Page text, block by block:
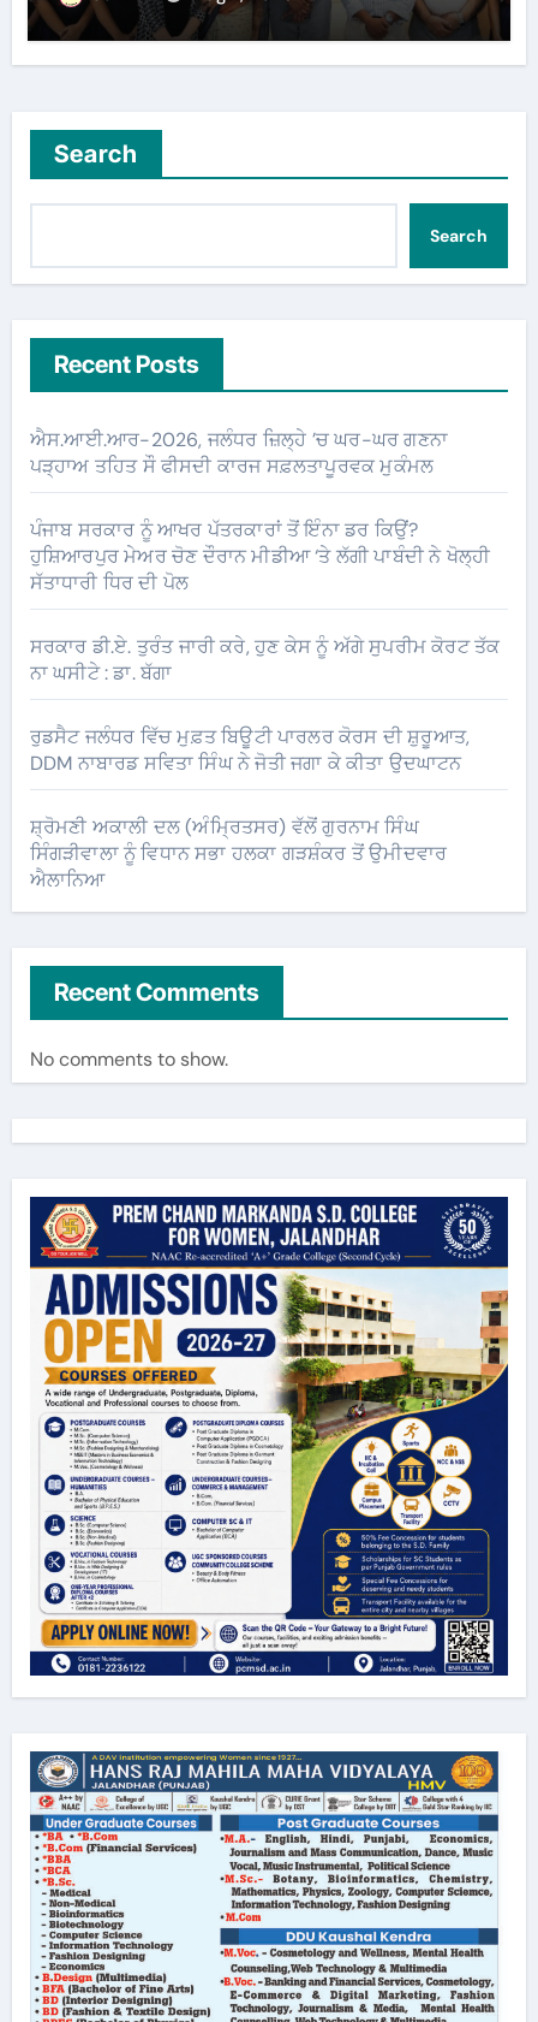
Search
Search
Recent Posts
ਐਸ.ਆਈ.ਆਰ-2026, ਜਲੰਧਰ ਜ਼ਿਲ੍ਹੇ ’ਚ ਘਰ-ਘਰ ਗਣਨਾ
ਪੜ੍ਹਾਅ ਤਹਿਤ ਸੌ ਫੀਸਦੀ ਕਾਰਜ ਸਫ਼ਲਤਾਪੂਰਵਕ ਮੁਕੰਮਲ
ਪੰਜਾਬ ਸਰਕਾਰ ਨੂੰ ਆਖਰ ਪੱਤਰਕਾਰਾਂ ਤੋਂ ਇੰਨਾ ਡਰ ਕਿਉਂ?
ਹੁਸ਼ਿਆਰਪੁਰ ਮੇਅਰ ਚੋਣ ਦੌਰਾਨ ਮੀਡੀਆ ‘ਤੇ ਲੱਗੀ ਪਾਬੰਦੀ ਨੇ ਖੋਲ੍ਹੀ
ਸੱਤਾਧਾਰੀ ਧਿਰ ਦੀ ਪੋਲ
ਸਰਕਾਰ ਡੀ.ਏ. ਤੁਰੰਤ ਜਾਰੀ ਕਰੇ, ਹੁਣ ਕੇਸ ਨੂੰ ਅੱਗੇ ਸੁਪਰੀਮ ਕੋਰਟ ਤੱਕ
ਨਾ ਘਸੀਟੇ : ਡਾ. ਬੱਗਾ
ਰੁਡਸੈਟ ਜਲੰਧਰ ਵਿੱਚ ਮੁਫ਼ਤ ਬਿਊਟੀ ਪਾਰਲਰ ਕੋਰਸ ਦੀ ਸ਼ੁਰੂਆਤ,
DDM ਨਾਬਾਰਡ ਸਵਿਤਾ ਸਿੰਘ ਨੇ ਜੋਤੀ ਜਗਾ ਕੇ ਕੀਤਾ ਉਦਘਾਟਨ
ਸ਼੍ਰੋਮਣੀ ਅਕਾਲੀ ਦਲ (ਅੰਮ੍ਰਿਤਸਰ) ਵੱਲੋਂ ਗੁਰਨਾਮ ਸਿੰਘ
ਸਿੰਗੜੀਵਾਲਾ ਨੂੰ ਵਿਧਾਨ ਸਭਾ ਹਲਕਾ ਗੜਸ਼ੰਕਰ ਤੋਂ ਉਮੀਦਵਾਰ
ਐਲਾਨਿਆ
Recent Comments
No comments to show.